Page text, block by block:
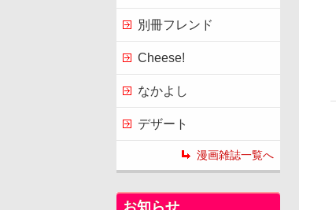
別冊フレンド
Cheese!
なかよし
デザート
漫画雑誌一覧へ